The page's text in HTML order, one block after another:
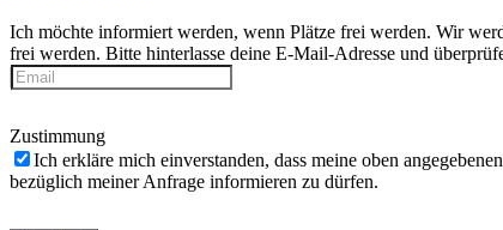
Ich möchte informiert werden, wenn Plätze frei werden. Wir
frei werden. Bitte hinterlasse deine E-Mail-Adresse und
Zustimmung
Ich erkläre mich einverstanden, dass meine oben
bezüglich meiner Anfrage informieren zu dürfen.